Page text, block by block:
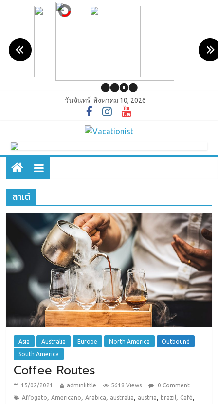
วันจันทร์, สิงหาคม 10, 2026
ลาเต้
Asia Australia Europe North America
Outbound
South America
Coffee Routes
15/02/2021 adminlittle 5618 Views
0 Comment
Affogato,Americano,Arabica, australia, austria, brazil , Café,